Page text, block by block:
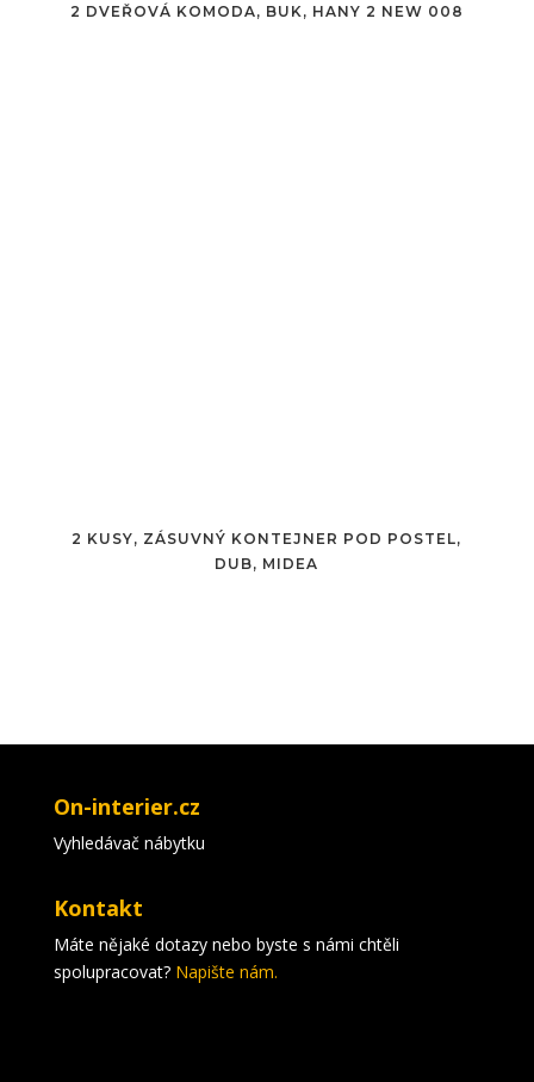
2 DVEŘOVÁ KOMODA, BUK, HANY 2 NEW 008
2 KUSY, ZÁSUVNÝ KONTEJNER POD POSTEL,
DUB, MIDEA
On-interier.cz
Vyhledávač nábytku
Kontakt
Máte nějaké dotazy nebo byste s námi chtěli
spolupracovat? Napište nám.